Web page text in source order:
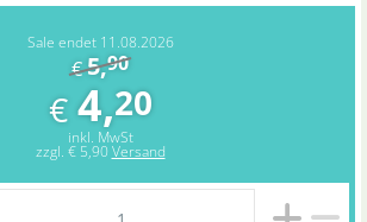
Sale endet 11.08.2026
€5,90
€ 4,20
inkl. MwSt
zzgl. € 5,90 Versand